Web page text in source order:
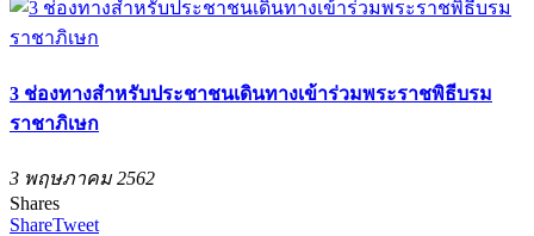
3 ช่องทางสำหรับประชาชนเดินทางเข้าร่วมพระราชพิธีบรม
ราชาภิเษก
3 พฤษภาคม 2562
Shares
ShareTweet